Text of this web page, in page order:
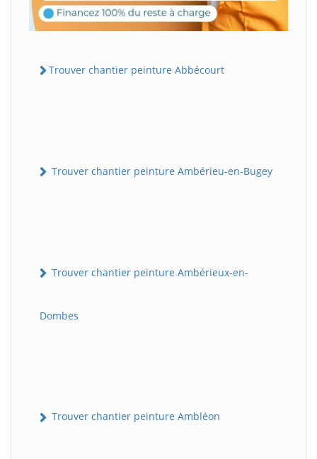
Trouver chantier peinture Abbécourt
Trouver chantier peinture Ambérieu-en-Bugey
Trouver chantier peinture Ambérieux-en-
Dombes
Trouver chantier peinture Ambléon